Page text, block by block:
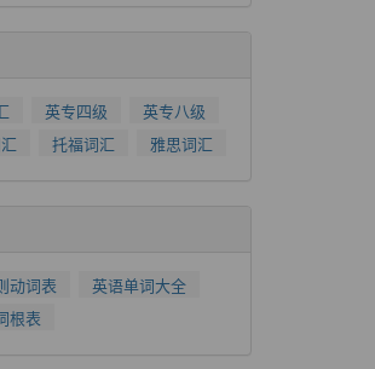
英专四级
英专八级
托福词汇 雅思词汇
动词表
英语单词大全
根表